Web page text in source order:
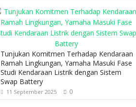
Tunjukan Komitmen Terhadap Kendaraan
Ramah Lingkungan, Yamaha Masuki Fase
Studi Kendaraan Listrik dengan Sistem
Swap Battery
11 September 2025 0